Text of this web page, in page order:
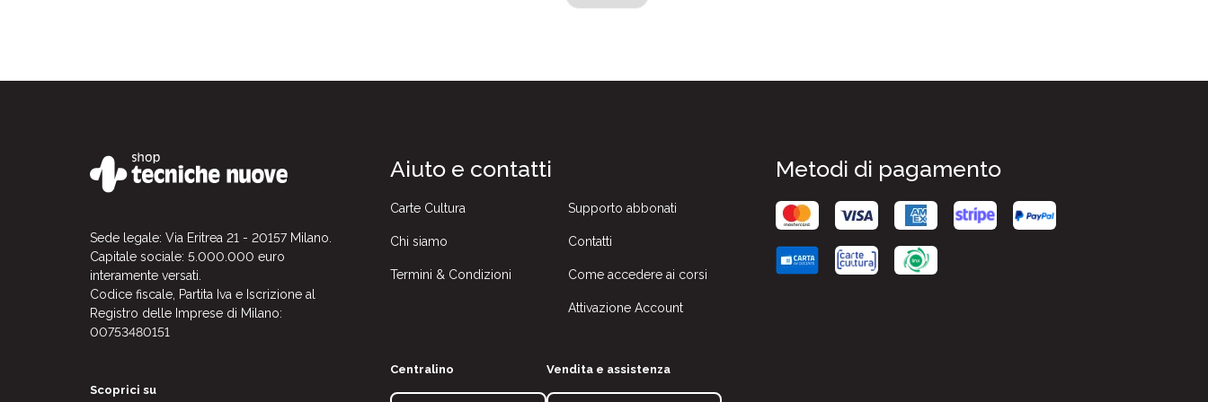
Sede legale: Via Eritrea 21 - 20157 Milano.
Capitale sociale: 5.000.000 euro
interamente versati.
Codice fiscale, Partita Iva e Iscrizione al
Registro delle Imprese di Milano:
00753480151
Scoprici su
Aiuto e contatti
Carte Cultura
Chi siamo
Termini & Condizioni
Supporto abbonati
Contatti
Come accedere ai corsi
Attivazione Account
Centralino Vendita e assistenza
Metodi di pagamento